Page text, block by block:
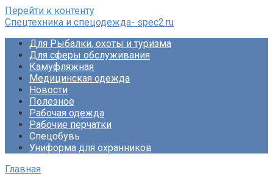
Перейти к контенту
Спецтехника и спецодежда- spec2.ru
Для Рыбалки, охоты и туризма
Для сферы обслуживания
Камуфляжная
Медицинская одежда
Новости
Полезное
Рабочая одежда
Рабочие перчатки
Спецобувь
Униформа для охранников
Главная